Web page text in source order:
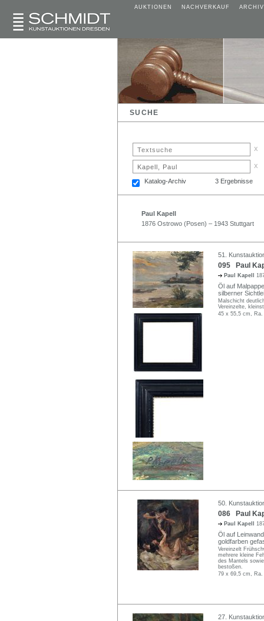
AUKTIONEN NACHVERKAUF ARCHIV
SUCHE
x
x
Katalog-Archiv 3 Ergebnisse
Paul Kapell
1876 Ostrowo (Posen) – 1943 Stuttgart
51.
095 Paul
Paul Kapell
Öl auf
silberner
Malschicht
Vereinzelte,
45 x 55,5 cm,
50.
086 Paul
Paul Kapell
Öl auf
goldfarben
Vereinzelt
mehrere kleine
des Mantels
bestoßen.
79 x 69,5 cm,
27.